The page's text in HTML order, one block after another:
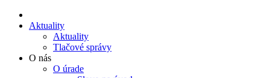
Aktuality
Aktuality
Tlačové správy
O nás
O úrade